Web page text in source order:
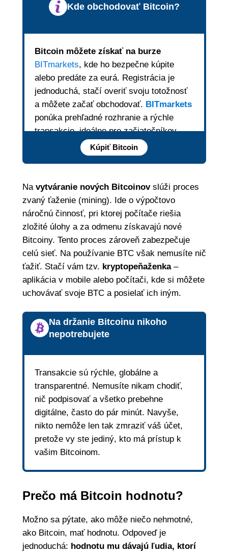
Kde obchodovať Bitcoin?
Bitcoin môžete získať na burze
BITmarkets, kde ho bezpečne kúpite
alebo predáte za eurá. Registrácia je
jednoduchá, stačí overiť svoju totožnosť
a môžete začať obchodovať. BITmarkets
ponúka prehľadné rozhranie a rýchle
transakcie, ideálne pre začiatočníkov,
ktorí chcú vstúpiť do sveta kryptomien.
Kúpiť Bitcoin
Na vytváranie nových Bitcoinovslúži proces
zvaný ťaženie (mining). Ide o výpočtovo
náročnú činnosť, pri ktorej počítače riešia
zložité úlohy a za odmenu získavajú nové
Bitcoiny. Tento proces zároveň zabezpečuje
celú sieť. Na používanie BTC však nemusíte nič
ťažiť. Stačí vám tzv. kryptopeňaženka–
aplikácia v mobile alebo počítači, kde si môžete
uchovávať svoje BTC a posielať ich iným.
Na držanie Bitcoinu nikoho
nepotrebujete
Transakcie sú rýchle, globálne a
transparentné. Nemusíte nikam chodiť,
nič podpisovať a všetko prebehne
digitálne, často do pár minút. Navyše,
nikto nemôže len tak zmraziť váš účet,
pretože vy ste jediný, kto má prístup k
vašim Bitcoinom.
Prečo má Bitcoin hodnotu?
Možno sa pýtate, ako môže niečo nehmotné,
ako Bitcoin, mať hodnotu. Odpoveď je
jednoduchá: hodnotu mu dávajú ľudia, ktorí